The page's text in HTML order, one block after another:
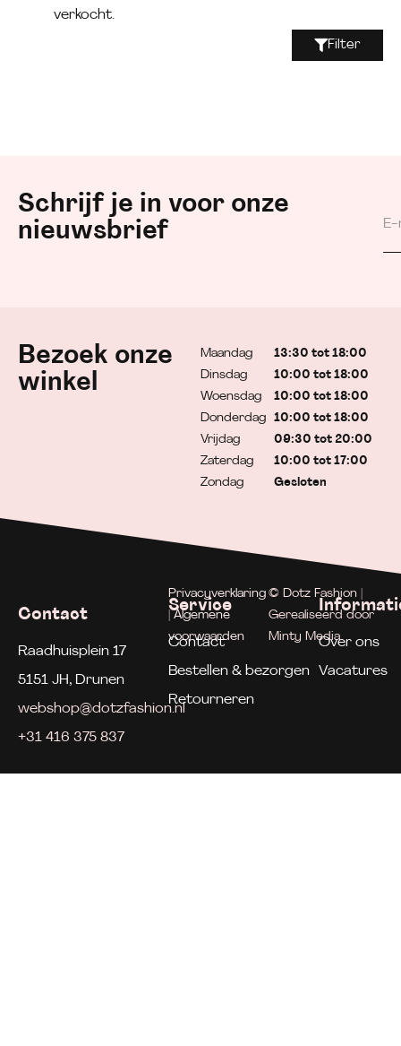
verkocht.
Filter
Schrijf je in voor onze
nieuwsbrief
Bezoek onze
winkel
Maandag
Dinsdag
Woensdag
Donderdag
Vrijdag
Zaterdag
Zondag
13:30 tot 18:00
10:00 tot 18:00
10:00 tot 18:00
10:00 tot 18:00
09:30 tot 20:00
10:00 tot 17:00
Gesloten
Contact
Raadhuisplein 17
5151 JH, Drunen
webshop@dotzfashion.nl
+31 416 375 837
Service
Contact
Bestellen & bezorgen
Retourneren
Over ons
Vacatures
Privacyverklaring
| Algemene
voorwaarden
© Dotz Fashion |
Gerealiseerd door
Minty Media